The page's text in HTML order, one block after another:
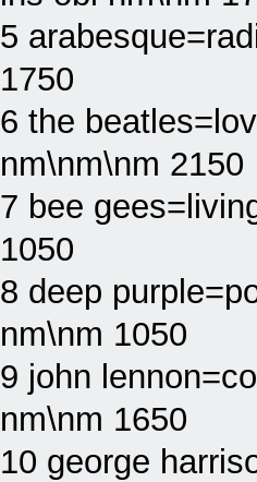
5
1750
6 the
nm\nm\nm 2150
7 bee
1050
8 deep
nm\nm 1050
9 john
nm\nm 1650
10 george